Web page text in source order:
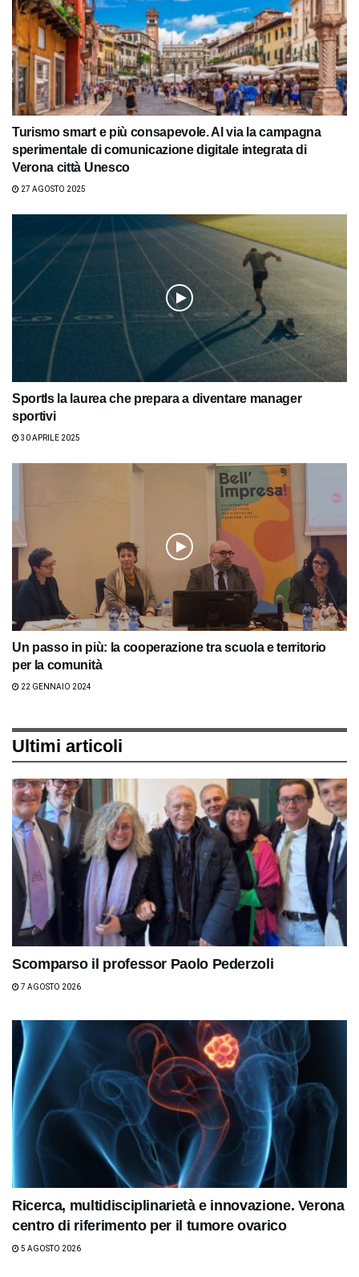
Turismo smart e più consapevole. Al via la campagna
sperimentale di comunicazione digitale integrata di
Verona città Unesco
27 AGOSTO 2025
SportIs la laurea che prepara a diventare manager
sportivi
30 APRILE 2025
Un passo in più: la cooperazione tra scuola e territorio
per la comunità
22 GENNAIO 2024
Ultimi articoli
Scomparso il professor Paolo Pederzoli
7 AGOSTO 2026
Ricerca, multidisciplinarietà e innovazione. Verona
centro di riferimento per il tumore ovarico
5 AGOSTO 2026